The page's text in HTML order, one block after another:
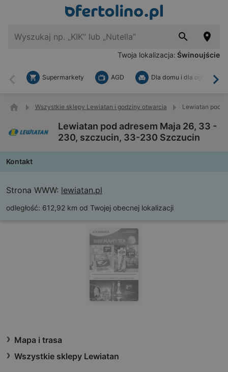
Twoja lokalizacja: Świnoujście
Wstecz
Supermarkety AGD Dla domu i dla ogrodu
Wszystkie sklepy Lewiatan i godziny otwarcia Lewiatan pod
Lewiatan pod adresem Maja 26, 33 -
230, szczucin, 33-230 Szczucin
Kontakt
Strona WWW: lewiatan.pl
odległość: 612,92 km od Twojej obecnej lokalizacji
Mapa i trasa
Wszystkie sklepy Lewiatan